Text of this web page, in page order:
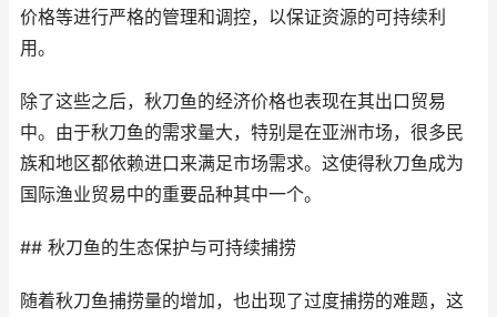
价格等进行严格的管理和调控，以保证资源的可持续利
用。
除了这些之后，秋刀鱼的经济价格也表现在其出口贸易
中。由于秋刀鱼的需求量大，特别是在亚洲市场，很多民
族和地区都依赖进口来满足市场需求。这使得秋刀鱼成为
国际渔业贸易中的重要品种其中一个。
## 秋刀鱼的生态保护与可持续捕捞
随着秋刀鱼捕捞量的增加，也出现了过度捕捞的难题，这